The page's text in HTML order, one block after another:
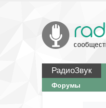
РадиоЗвук
Форумы